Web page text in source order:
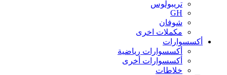
تريبولوس
GH
شوفان
مكملات اخرى
أكسسوارات
أكسسوارات رياضية
أكسسوارات أخرى
خلاطات